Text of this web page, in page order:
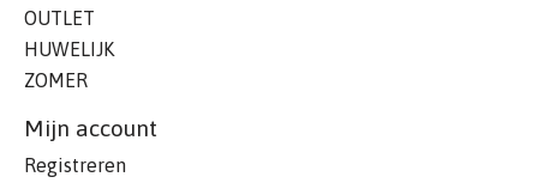
OUTLET
HUWELIJK
ZOMER
Mijn account
Registreren